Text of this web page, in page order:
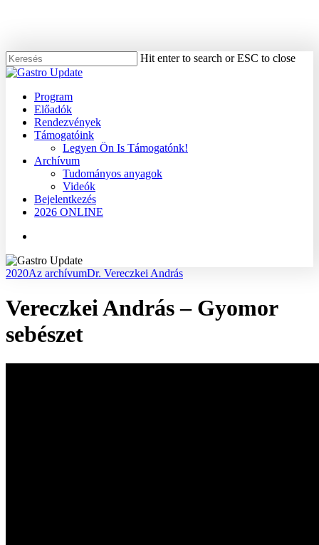
content
Hit enter to search or ESC to close
Close
Menu
Program
Előadók
Rendezvények
Támogatóink
Legyen Ön Is Támogatónk!
Archívum
Tudományos anyagok
Videók
Bejelentkezés
2026 ONLINE
2020Az archívumDr. Vereczkei András
Vereczkei András – Gyomor
sebészet